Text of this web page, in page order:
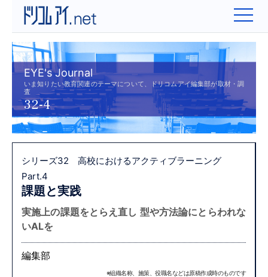
EYE's Journal
いま知りたい教育関連のテーマについて、ドリコムアイ編集部が取材・調
査
32-4
シリーズ32 高校におけるアクティブラーニング
Part.4
課題と実践
実施上の課題をとらえ直し 型や方法論にとらわれな
いALを
編集部
※組織名称、施策、役職名などは原稿作成時のものです